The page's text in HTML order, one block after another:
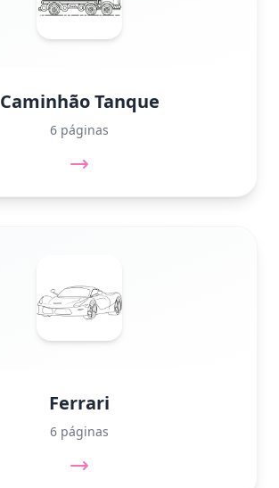
Caminhão Tanque
6 páginas
Ferrari
6 páginas